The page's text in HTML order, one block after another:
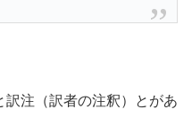
訳注（訳者の注釈）とがあ